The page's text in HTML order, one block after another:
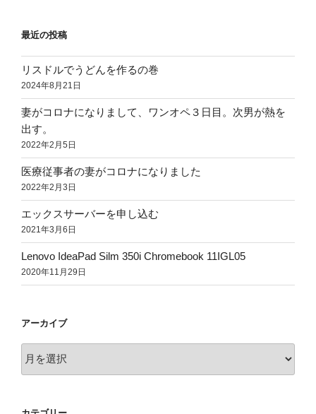
最近の投稿
リスドルでうどんを作るの巻
2024年8月21日
妻がコロナになりまして、ワンオペ３日目。次男が熱を
出す。
2022年2月5日
医療従事者の妻がコロナになりました
2022年2月3日
エックスサーバーを申し込む
2021年3月6日
Lenovo IdeaPad Silm 350i Chromebook 11IGL05
2020年11月29日
アーカイブ
ー